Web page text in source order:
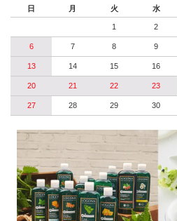
日 月 火 水
1 2
6 7 8 9
13 14 15 16
20 21 22 23
27 28 29 30